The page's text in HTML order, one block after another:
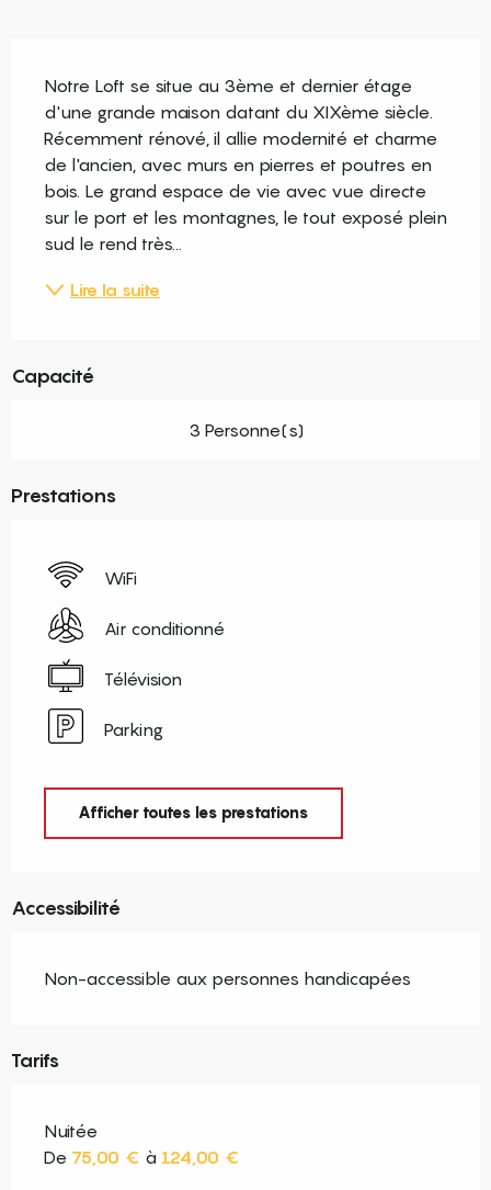
Notre Loft se situe au 3ème et dernier étage
d'une grande maison datant du XIXème siècle.
Récemment rénové, il allie modernité et charme
de l'ancien, avec murs en pierres et poutres en
bois. Le grand espace de vie avec vue directe
sur le port et les montagnes, le tout exposé plein
sud le rend très...
Lire la suite
Capacité
3 Personne(s)
Prestations
WiFi
Air conditionné
Télévision
Parking
Afficher toutes les prestations
Accessibilité
Non-accessible aux personnes handicapées
Tarifs
Nuitée
De 75,00 € à 124,00 €